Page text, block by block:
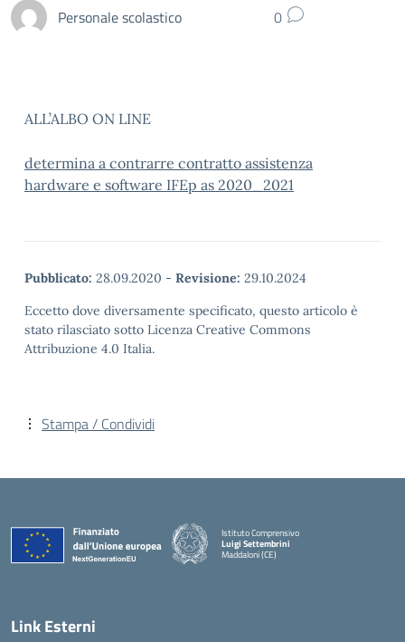
Personale scolastico 0
ALL’ALBO ON LINE
determina a contrarre contratto assistenza
hardware e software IFEp as 2020_2021
Pubblicato: 28.09.2020 - Revisione: 29.10.2024
Eccetto dove diversamente specificato, questo articolo è
stato rilasciato sotto Licenza Creative Commons
Attribuzione 4.0 Italia.
Stampa / Condividi
Istituto Comprensivo
Luigi Settembrini
Maddaloni (CE)
Link Esterni